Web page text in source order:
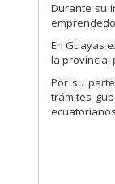
Durante su
En Guayas
la provincia,
Por su
trámites